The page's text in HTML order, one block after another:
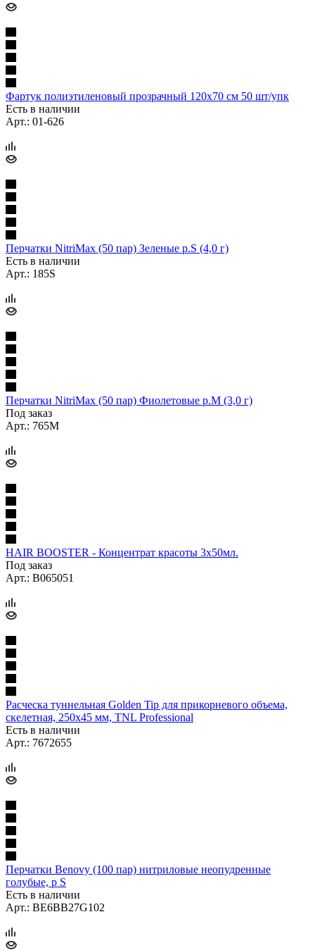
Фартук полиэтиленовый прозрачный 120х70 см 50 шт/упк
Есть в наличии
Арт.: 01-626
Перчатки NitriMax (50 пар) Зеленые р.S (4,0 г)
Есть в наличии
Арт.: 185S
Перчатки NitriMax (50 пар) Фиолетовые р.M (3,0 г)
Под заказ
Арт.: 765M
HAIR BOOSTER - Концентрат красоты 3х50мл.
Под заказ
Арт.: B065051
Расческа туннельная Golden Tip для прикорневого объема,
скелетная, 250х45 мм, TNL Professional
Есть в наличии
Арт.: 7672655
Перчатки Benovy (100 пар) нитриловые неопудренные
голубые, р S
Есть в наличии
Арт.: BE6BB27G102